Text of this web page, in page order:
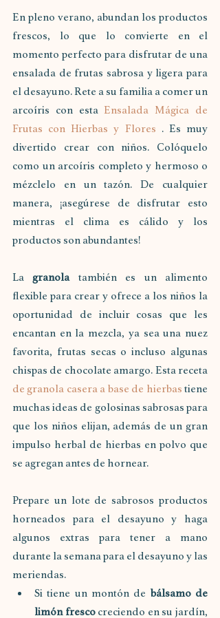
En pleno verano, abundan los productos
frescos, lo que lo convierte en el
momento perfecto para disfrutar de una
ensalada de frutas sabrosa y ligera para
el desayuno. Rete a su familia a comer un
arcoíris con esta Ensalada Mágica de
Frutas con Hierbas y Flores . Es muy
divertido crear con niños. Colóquelo
como un arcoíris completo y hermoso o
mézclelo en un tazón. De cualquier
manera, ¡asegúrese de disfrutar esto
mientras el clima es cálido y los
productos son abundantes!
La granola también es un alimento
flexible para crear y ofrece a los niños la
oportunidad de incluir cosas que les
encantan en la mezcla, ya sea una nuez
favorita, frutas secas o incluso algunas
de granola casera a base de hierbas tiene
muchas ideas de golosinas sabrosas para
que los niños elijan, además de un gran
impulso herbal de hierbas en polvo que
se agregan antes de hornear.
Prepare un lote de sabrosos productos
horneados para el desayuno y haga
algunos extras para tener a mano
durante la semana para el desayuno y las
meriendas.
Si tiene un montón de bálsamo de
limón fresco creciendo en su jardín,